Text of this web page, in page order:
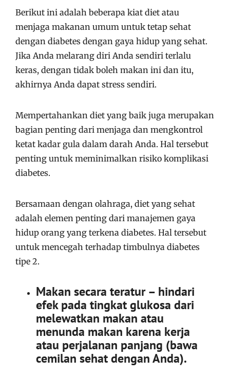
Berikut ini adalah beberapa kiat diet atau
menjaga makanan umum untuk tetap sehat
dengan diabetes dengan gaya hidup yang sehat.
Jika Anda melarang diri Anda sendiri terlalu
keras, dengan tidak boleh makan ini dan itu,
akhirnya Anda dapat stress sendiri.
Mempertahankan diet yang baik juga merupakan
bagian penting dari menjaga dan mengkontrol
ketat kadar gula dalam darah Anda. Hal tersebut
penting untuk meminimalkan risiko komplikasi
diabetes.
Bersamaan dengan olahraga, diet yang sehat
adalah elemen penting dari manajemen gaya
hidup orang yang terkena diabetes. Hal tersebut
untuk mencegah terhadap timbulnya diabetes
tipe 2.
Makan secara teratur – hindari
efek pada tingkat glukosa dari
melewatkan makan atau
menunda makan karena kerja
atau perjalanan panjang (bawa
cemilan sehat dengan Anda).